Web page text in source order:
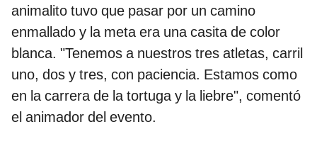
animalito tuvo que pasar por un camino
enmallado y la meta era una casita de color
blanca. "Tenemos a nuestros tres atletas, carril
uno, dos y tres, con paciencia. Estamos como
en la carrera de la tortuga y la liebre", comentó
el animador del evento.